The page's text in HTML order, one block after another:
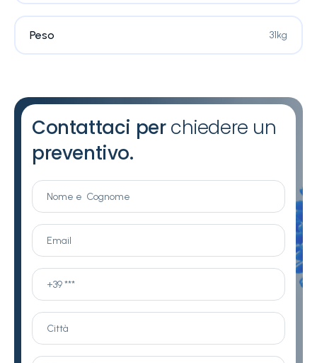
Peso 31kg
Contattaci perchiedere un
preventivo.